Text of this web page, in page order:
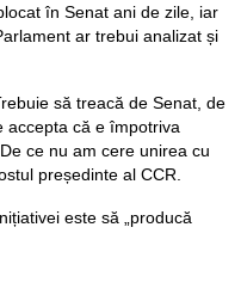
în Senat ani de zile, iar
ar trebui analizat și
să treacă de Senat, de
accepta că e împotriva
ce nu am cere unirea cu
președinte al CCR.
este să „producă